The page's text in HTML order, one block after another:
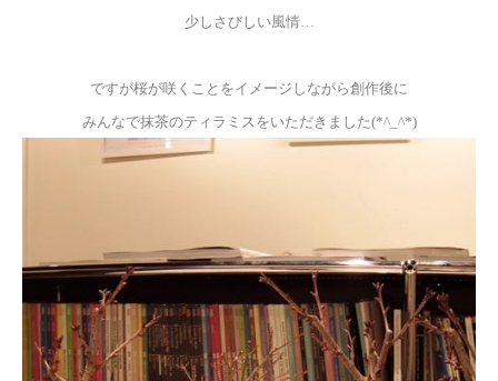
少しさびしい風情…
ですが桜が咲くことをイメージしながら創作後に
みんなで抹茶のティラミスをいただきました(*^_^*)